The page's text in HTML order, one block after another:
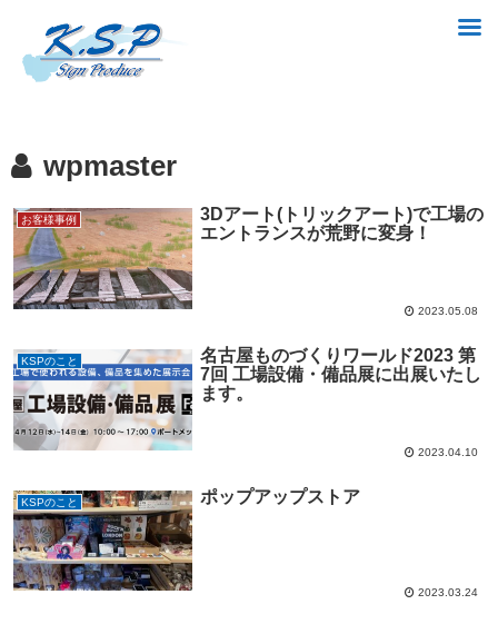
wpmaster
お客様事例
3Dアート(トリックアート)で工場の
エントランスが荒野に変身！
2023.05.08
KSPのこと
名古屋ものづくりワールド2023 第
7回 工場設備・備品展に出展いたし
ます。
2023.04.10
KSPのこと ポップアップストア
2023.03.24